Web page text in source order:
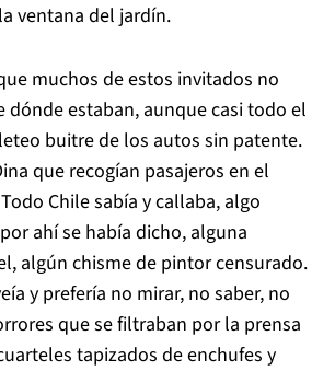
ventana del jardín.
muchos de estos invitados no
dónde estaban, aunque casi todo el
buitre de los autos sin patente.
que recogían pasajeros en el
Chile sabía y callaba, algo
ahí se había dicho, alguna
algún chisme de pintor censurado.
y prefería no mirar, no saber, no
que se filtraban por la prensa
tapizados de enchufes y